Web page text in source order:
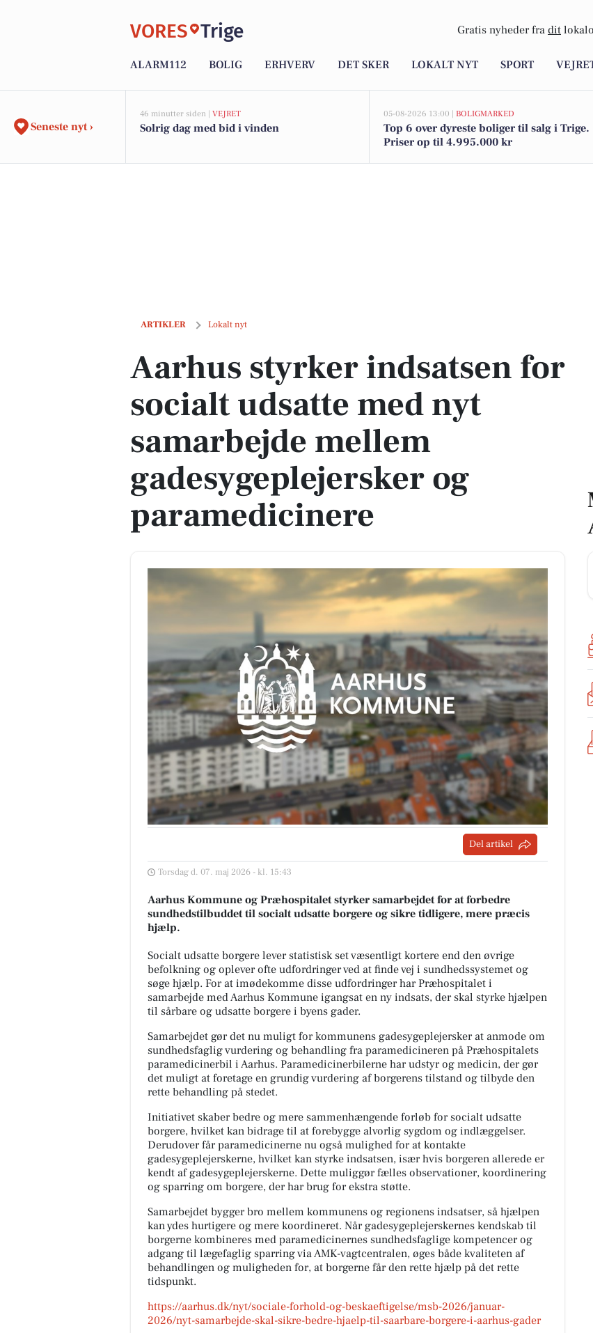
VORES Trige Gratis nyheder fra dit
ALARM112 BOLIG ERHVERV DET SKER LOKALT NYT SPORT
Seneste nyt ›
46 minutter siden | VEJRET
Solrig dag med bid i vinden
05-08-2026 13:00 | BOLIGMARKED
Top 6 over dyreste boliger til salg i Trige.
Priser op til 4.995.000 kr
ARTIKLER Lokalt nyt
Aarhus styrker indsatsen for socialt udsatte med nyt samarbejde mellem gadesygeplejersker og paramedicinere
Aarhus styrker indsatsen for
socialt udsatte med nyt
samarbejde mellem
gadesygeplejersker og
paramedicinere
Del artikel
Torsdag d. 07. maj 2026 - kl. 15:43
Aarhus Kommune og Præhospitalet styrker samarbejdet for at forbedre
sundhedstilbuddet til socialt udsatte borgere og sikre tidligere, mere præcis
hjælp.
Socialt udsatte borgere lever statistisk set væsentligt kortere end den øvrige
befolkning og oplever ofte udfordringer ved at finde vej i sundhedssystemet og
søge hjælp. For at imødekomme disse udfordringer har Præhospitalet i
samarbejde med Aarhus Kommune igangsat en ny indsats, der skal styrke hjælpen
til sårbare og udsatte borgere i byens gader.
Samarbejdet gør det nu muligt for kommunens gadesygeplejersker at anmode om
sundhedsfaglig vurdering og behandling fra paramedicineren på Præhospitalets
paramedicinerbil i Aarhus. Paramedicinerbilerne har udstyr og medicin, der gør
det muligt at foretage en grundig vurdering af borgerens tilstand og tilbyde den
rette behandling på stedet.
Initiativet skaber bedre og mere sammenhængende forløb for socialt udsatte
borgere, hvilket kan bidrage til at forebygge alvorlig sygdom og indlæggelser.
Derudover får paramedicinerne nu også mulighed for at kontakte
gadesygeplejerskerne, hvilket kan styrke indsatsen, især hvis borgeren allerede er
kendt af gadesygeplejerskerne. Dette muliggør fælles observationer, koordinering
og sparring om borgere, der har brug for ekstra støtte.
Samarbejdet bygger bro mellem kommunens og regionens indsatser, så hjælpen
kan ydes hurtigere og mere koordineret. Når gadesygeplejerskernes kendskab til
borgerne kombineres med paramedicinernes sundhedsfaglige kompetencer og
adgang til lægefaglig sparring via AMK-vagtcentralen, øges både kvaliteten af
behandlingen og muligheden for, at borgerne får den rette hjælp på det rette
tidspunkt.
https://aarhus.dk/nyt/sociale-forhold-og-beskaeftigelse/msb-2026/januar-
2026/nyt-samarbejde-skal-sikre-bedre-hjaelp-til-saarbare-borgere-i-aarhus-gader